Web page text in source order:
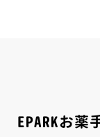
EPARKお